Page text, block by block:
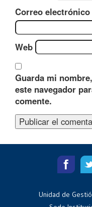
Correo electrónico
Web
Guarda mi
este navegador
comente.
Unidad de